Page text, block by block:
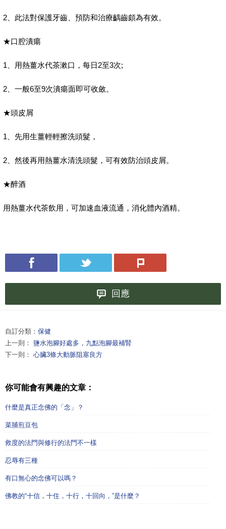
2、此法對保護牙齒、預防和治療齲齒頗為有效。
★口腔潰瘍
1、用熱薑水代茶漱口，每日2至3次;
2、一般6至9次潰瘍面即可收斂。
★頭皮屑
1、先用生薑輕輕擦洗頭髮，
2、然後再用熱薑水清洗頭髮，可有效防治頭皮屑。
★醉酒
用熱薑水代茶飲用，可加速血液流通，消化體內酒精。
回應
自訂分類： 保健
上一則： 鹽水泡腳好處多，九點泡腳最補腎
下一則： 心臟3條大動脈阻塞良方
你可能會有興趣的文章：
什麼是真正念佛的「念」？
菜脯煎豆包
救度的法門與修行的法門不一樣
忍辱有三種
有口無心的念佛可以嗎？
佛教的“十信，十住，十行，十回向，”是什麼？